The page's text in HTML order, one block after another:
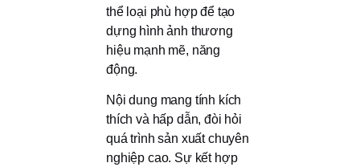
thể loại phù hợp để tạo
dựng hình ảnh thương
hiệu mạnh mẽ, năng
động.
Nội dung mang tính kích
thích và hấp dẫn, đòi hỏi
quá trình sản xuất chuyên
nghiệp cao. Sự kết hợp